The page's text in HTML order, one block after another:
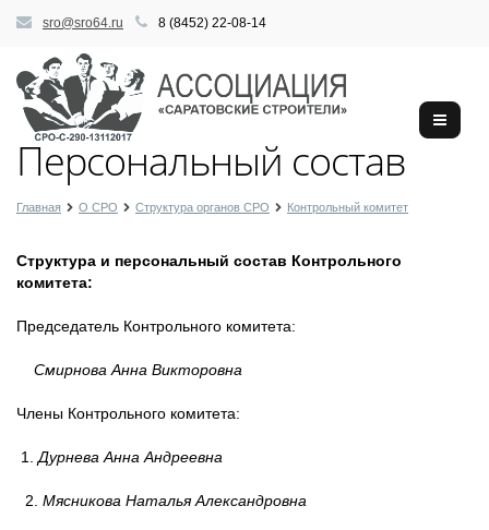
sro@sro64.ru 8 (8452) 22-08-14
Персональный состав
Главная О СРО Структура органов СРО Контрольный комитет
Структура и персональный состав Контрольного
комитета:
Председатель Контрольного комитета:
Смирнова Анна Викторовна
Члены Контрольного комитета:
1. Дурнева Анна Андреевна
2. Мясникова Наталья Александровна